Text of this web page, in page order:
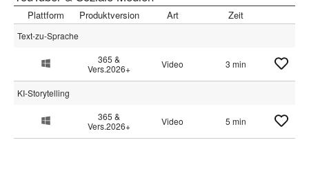
Plattform Produktversion Art Zeit
Text-zu-Sprache
365 &
Vers.2026+
Video 3 min
KI-Storytelling
365 &
Vers.2026+
Video 5 min